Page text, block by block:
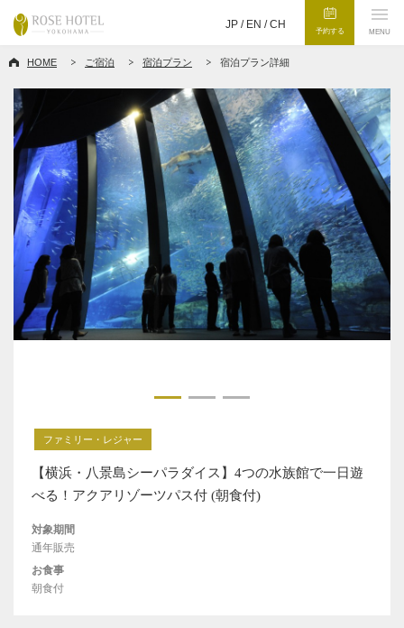
JP / EN /CH
予約する MENU
HOME ご宿泊 宿泊プラン 宿泊プラン詳細
ファミリー・レジャー
【横浜・八景島シーパラダイス】4つの水族館で一日遊
べる！アクアリゾーツパス付 (朝食付)
対象期間
通年販売
お食事
朝食付